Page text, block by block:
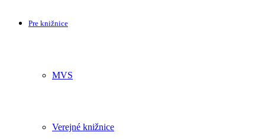
Pre knižnice
MVS
Verejné knižnice